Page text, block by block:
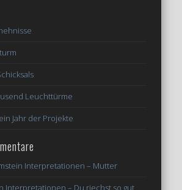
Leuchttürme
Jahr der Projekte
Interpretationen – Mutter
Interpretationen – Du riechst so gut